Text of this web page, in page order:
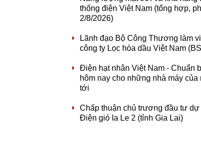
thống điện Việt Nam (tổng hợp,
2/8/2026)
Lãnh đạo Bộ Công Thương làm
công ty Lọc hóa dầu Việt Nam
Điện hạt nhân Việt Nam - Chuẩn
hôm nay cho những nhà máy của
tới
Chấp thuận chủ trương đầu tư dự
Điện gió Ia Le 2 (tỉnh Gia Lai)